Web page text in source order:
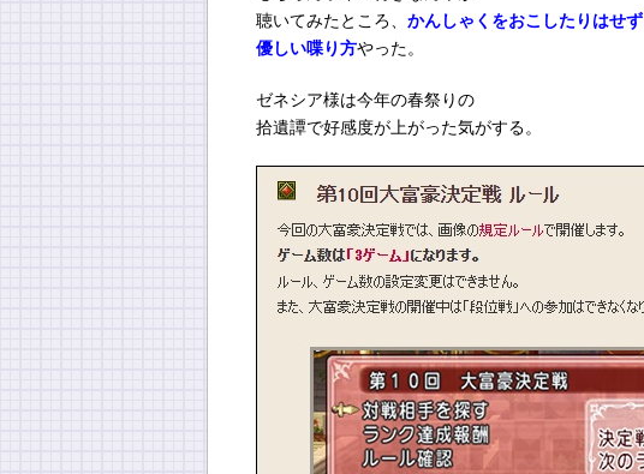
聴いてみたところ、 かんしゃくをおこしたりはせず
優しい喋り方やった。
ゼネシア様は今年の春祭りの
拾遺譚で好感度が上がった気がする。